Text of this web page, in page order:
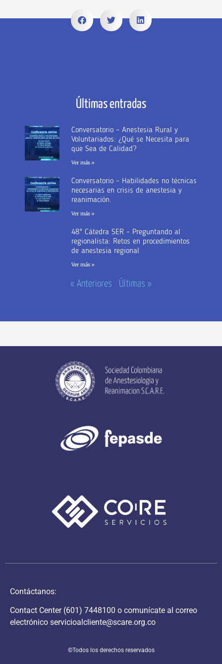
Últimas entradas
Conversatorio – Anestesia Rural y
Voluntariados: ¿Qué se Necesita para
que Sea de Calidad?
Ver más »
Conversatorio – Habilidades no técnicas
necesarias en crisis de anestesia y
reanimación.
Ver más »
48° Cátedra SER – Preguntando al
regionalista: Retos en procedimientos
de anestesia regional
Ver más »
« Anteriores Últimas »
Contáctanos:
Contact Center (601) 7448100 o comunícate al correo
electrónico servicioalcliente@scare.org.co
©Todos los derechos reservados